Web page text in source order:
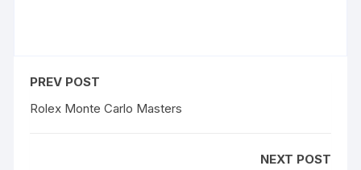
PREV POST
Rolex Monte Carlo Masters
NEXT POST